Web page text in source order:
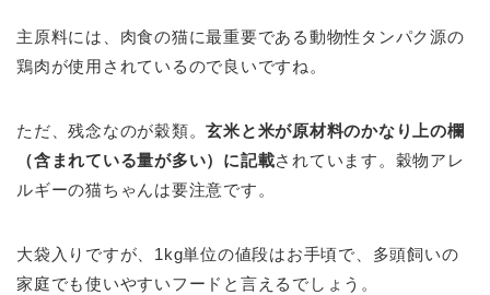
主原料には、肉食の猫に最重要である動物性タンパク源の
鶏肉が使用されているので良いですね。
ただ、残念なのが穀類。玄米と米が原材料のかなり上の欄
（含まれている量が多い）に記載されています。穀物アレ
ルギーの猫ちゃんは要注意です。
大袋入りですが、1kg単位の値段はお手頃で、多頭飼いの
家庭でも使いやすいフードと言えるでしょう。